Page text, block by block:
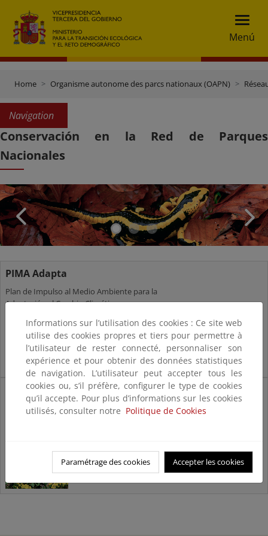
Menú
Home Organisme autonome des parcs nationaux (OAPN)
Navigation
Conservación en la Red de Parques
Nacionales
PIMA Adapta
Plan de Impulso al Medio Ambiente para la
Adaptación al Cambio Climático
Ungulados
Gestión de Ungulados en
Informations sur l’utilisation des cookies : Ce site web
utilise des cookies propres et tiers pour permettre à
l’utilisateur de rester connecté, personnaliser son
expérience et pour obtenir des données statistiques
de navigation. L’utilisateur peut accepter tous les
cookies ou, s’il préfère, configurer le type de cookies
qu’il accepte. Pour plus d’informations sur les cookies
utilisés, consulter notre Politique de Cookies
Paramétrage des cookies Accepter les cookies